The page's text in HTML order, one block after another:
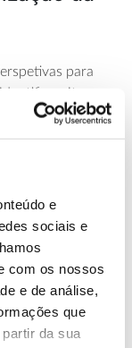
e
sociais e
com os nossos
e de análise,
que
da sua
para
oito
em
à floresta
que as
incluem os
significativo
O facto desta
remunerada
sequestro